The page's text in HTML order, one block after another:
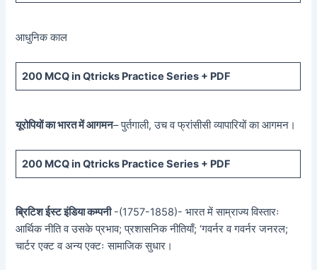
आधुनिक काल
200 MCQ in Qtricks Practice Series + PDF
यूरोपियों का भारत में आगमन– पुर्तगाली, उच व फ्रांसीसी व्यापारियों का आगमन।
200 MCQ in Qtricks Practice Series + PDF
ब्रिटिश ईस्ट इंडिया कम्पनी-(1757-1858)- भारत में साम्राज्य विस्तारः
आर्थिक नीति व उसके प्रभाव; प्रशासनिक नीतियाँ; ‘गवर्नर व गवर्नर जनरल;
चार्टर एक्ट व अन्य एक्टः सामाजिक सुधार।